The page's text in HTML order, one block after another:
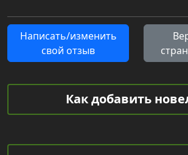
Написать/изменить
свой отзыв
Как добавить